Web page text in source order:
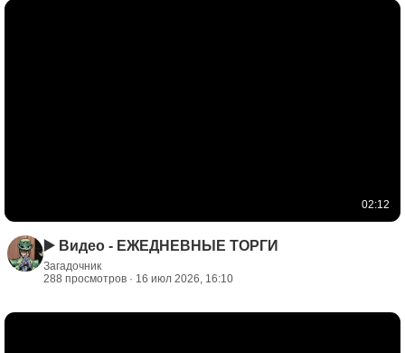
02:12
▶️ Видео - ЕЖЕДНЕВНЫЕ ТОРГИ
Загадочник
288 просмотров · 16 июл 2026, 16:10